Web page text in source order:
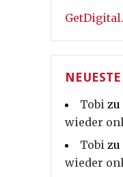
Tobi zu
wieder
Tobi zu
wieder